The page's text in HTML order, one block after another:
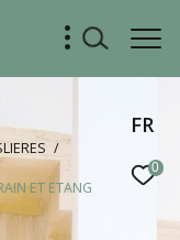
FR
0
ET ETANG